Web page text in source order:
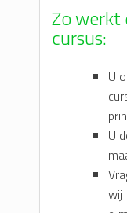
Zo werkt
cursus:
U
U
wij